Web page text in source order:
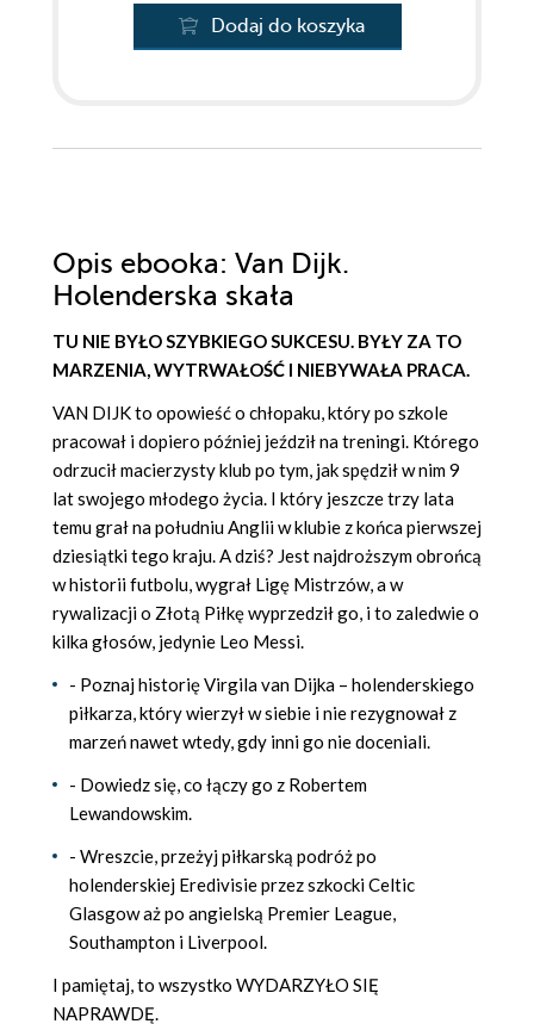
Dodaj do koszyka
Opis ebooka: Van Dijk.
Holenderska skała
TU NIE BYŁO SZYBKIEGO SUKCESU. BYŁY ZA TO
MARZENIA, WYTRWAŁOŚĆ I NIEBYWAŁA PRACA.
VAN DIJK to opowieść o chłopaku, który po szkole
pracował i dopiero później jeździł na treningi. Którego
odrzucił macierzysty klub po tym, jak spędził w nim 9
lat swojego młodego życia. I który jeszcze trzy lata
temu grał na południu Anglii w klubie z końca pierwszej
dziesiątki tego kraju. A dziś? Jest najdroższym obrońcą
w historii futbolu, wygrał Ligę Mistrzów, a w
rywalizacji o Złotą Piłkę wyprzedził go, i to zaledwie o
kilka głosów, jedynie Leo Messi.
- Poznaj historię Virgila van Dijka – holenderskiego
piłkarza, który wierzył w siebie i nie rezygnował z
marzeń nawet wtedy, gdy inni go nie doceniali.
- Dowiedz się, co łączy go z Robertem
Lewandowskim.
- Wreszcie, przeżyj piłkarską podróż po
holenderskiej Eredivisie przez szkocki Celtic
Glasgow aż po angielską Premier League,
Southampton i Liverpool.
I pamiętaj, to wszystko WYDARZYŁO SIĘ
NAPRAWDĘ.